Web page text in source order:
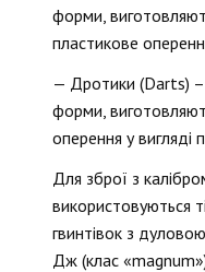
форми,
пластикове
— Дротики (Darts) –
форми,
оперення у вигляді
Для зброї з
використовуються
гвинтівок з
Дж (клас